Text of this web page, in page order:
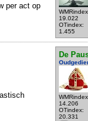
19.022
OTindex:
1.455
per act op
De
14.206
OTindex:
20.331